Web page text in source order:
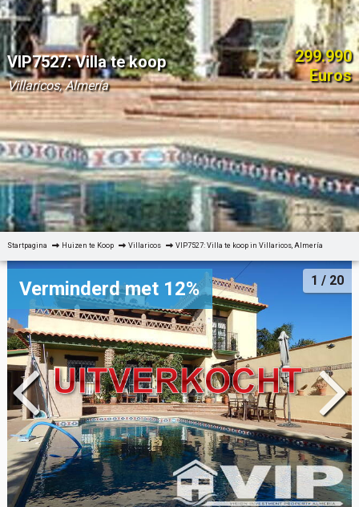
VIP7527: Villa te koop
Villaricos, Almería
299.990
Euros
Startpagina Huizen te Koop Villaricos VIP7527: Villa te koop in Villaricos, Almería
Verminderd met 12% 1 / 20